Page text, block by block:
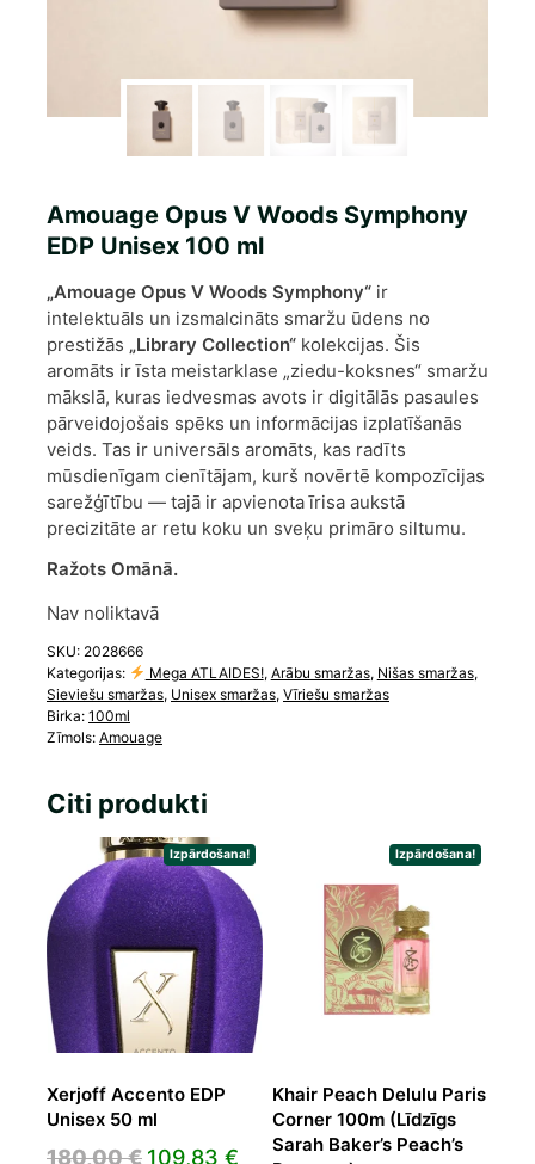
Amouage Opus V Woods Symphony
EDP Unisex 100 ml
„Amouage Opus V Woods Symphony“ ir
intelektuāls un izsmalcināts smaržu ūdens no
prestižās „Library Collection“ kolekcijas. Šis
aromāts ir īsta meistarklase „ziedu-koksnes“ smaržu
mākslā, kuras iedvesmas avots ir digitālās pasaules
pārveidojošais spēks un informācijas izplatīšanās
veids. Tas ir universāls aromāts, kas radīts
mūsdienīgam cienītājam, kurš novērtē kompozīcijas
sarežģītību — tajā ir apvienota īrisa aukstā
precizitāte ar retu koku un sveķu primāro siltumu.
Ražots Omānā.
Nav noliktavā
SKU: 2028666
Kategorijas:
Mega ATLAIDES!, Arābu smaržas, Nišas smaržas,
Sieviešu smaržas, Unisex smaržas, Vīriešu smaržas
Birka: 100ml
Zīmols: Amouage
Citi produkti
Izpārdošana!
Xerjoff Accento EDP
Unisex 50 ml
180,00€ Original
109,83 € Current
Izpārdošana!
Khair Peach Delulu Paris
Corner 100m (Līdzīgs
Sarah Baker’s Peach’s